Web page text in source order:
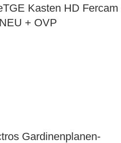
Kasten HD Fercam
+ OVP
Gardinenplanen-